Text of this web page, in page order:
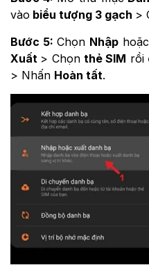
vào biểu tượng 3 gạch >
Bước 5:Chọn Nhập hoặc
Xuất > Chọnthẻ SIM rồi
> Nhấn Hoàn tất.